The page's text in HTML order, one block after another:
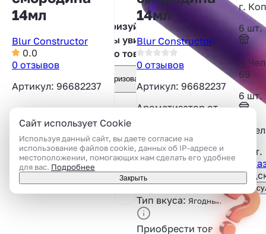
14мл
Blur Constructor
0.0
0 отзывов
Артикул: 96682237
Авторизуйтесь,
чтобы увидеть
фото товара
Авторизоваться
14мл
Blur Constructor
0 отзывов
Артикул: 96682237
Ароматизатор от
вкусом красной
смородины.
Объём:
Вкус:
Тип вкуса: Ягодный
Приобрести товар
г.
6 шт.
г.
69
6 шт.
г.
6 шт.
Сайт использует Cookie
Используя данный сайт, вы даете согласие на
использование файлов cookie, данных об IP-адресе и
местоположении, помогающих нам сделать его удобнее
для вас. Подробнее
Закрыть